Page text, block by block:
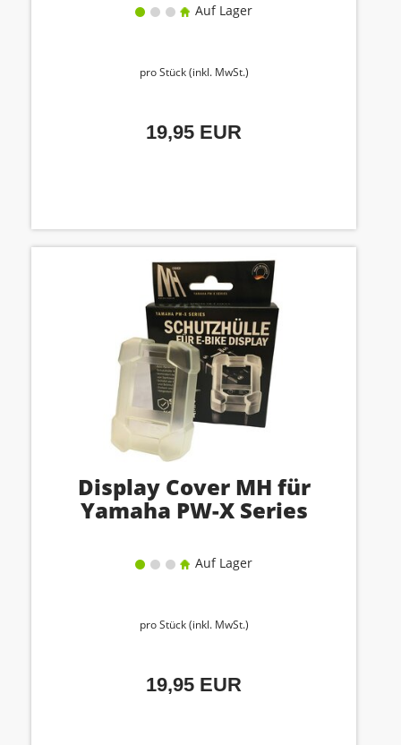
Auf Lager
pro Stück (inkl. MwSt.)
19,95 EUR
Display Cover MH für
Yamaha PW-X Series
Auf Lager
pro Stück (inkl. MwSt.)
19,95 EUR